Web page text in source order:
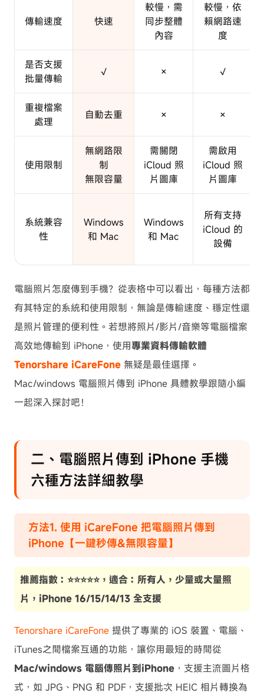
傳輸速度 快速
較慢，需
同步整體
內容
較慢，依
賴網路速
度
是否支援
批量傳輸
√ × √
重複檔案
處理
自動去重 × ×
使用限制
無網路限
制
無限容量
需關閉
iCloud 照
片圖庫
需啟用
iCloud 照
片圖庫
系統兼容
性
Windows
和 Mac
Windows
和 Mac
所有支持
iCloud 的
設備
電腦照片怎麼傳到手機？從表格中可以看出，每種方法都
有其特定的系統和使用限制，無論是傳輸速度、穩定性還
是照片管理的便利性。若想將照片/影片/音樂等電腦檔案
高效地傳輸到 iPhone，使用專業資料傳輸軟體
Tenorshare iCareFone 無疑是最佳選擇。
Mac/windows 電腦照片傳到 iPhone 具體教學跟隨小編
一起深入探討吧！
二、電腦照片傳到 iPhone 手機
六種方法詳細教學
方法1. 使用 iCareFone 把電腦照片傳到
iPhone【一鍵秒傳&無限容量】
推薦指數：⭐⭐⭐⭐⭐，適合：所有人，少量或大量照
片，iPhone 16/15/14/13 全支援
Tenorshare iCareFone 提供了專業的 iOS 裝置、電腦、
iTunes之間檔案互通的功能，讓你用最短的時間從
Mac/windows 電腦傳照片到iPhone ，支援主流圖片格
式，如 JPG、PNG 和 PDF，支援批次 HEIC 相片轉換為